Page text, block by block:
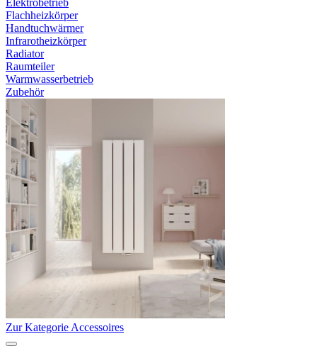
Elektrobetrieb
Flachheizkörper
Handtuchwärmer
Infrarotheizkörper
Radiator
Raumteiler
Warmwasserbetrieb
Zubehör
Zur Kategorie Accessoires